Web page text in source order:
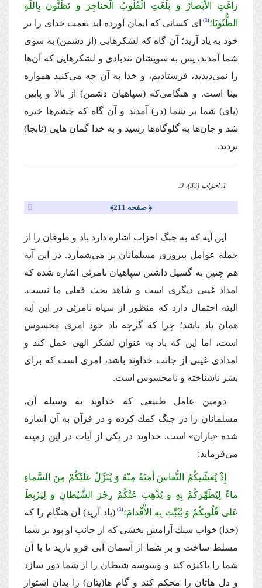
زاغَتِ الأَْبْصارُ وَ بَلَغَتِ الْقُلُوبُ الْحَناجِرَ وَ تَظُنُّونَ بِاللّهِ
الظُّنُونَا؛ 1
اى كسانى كه ایمان آورده اید نعمت خداى را بر
خود به یاد آرید؛ آن گاه كه لشكرهایى (از دشمن) به سوى
شما آمدند، پس به سویشان تندبادى و لشكرهایى كه آن‌ها
را نمى‌دیدید، فرستادیم، و خدا به آن چه مى‌كنید همواره
بینا است. و هنگامى‌كه (سپاهیان دشمن) از بالا و پایین
(پاى) شما بر شما (در) آمدند و آن گاه كه چشم‌ها خیره
شد و جان‌ها به گلوگاه‌ها رسید و به خدا گمان هایى (نابجا)
بردید.
1. احزاب (33)، 9.
﴿ صفحه 211﴾
این آیه كه به جنگ احزاب اشاره دارد باد و طوفان را از
جمله عوامل پیروزى مسلمانان بر مى‌شمارد. در این آیه
هم چنین به گسیل داشتن سپاهیان نامرئى اشاره شده كه
امداد غیبى دیگرى است و شاهد بحث فعلى ما نیست.
البته احتمال دارد كه منظور از سپاه نامرئى در این آیه
همان باد باشد؛ چرا كه گرچه باد خود امرى محسوس
است، اما این كه باد به عنوان لشكر الهى عمل كند و
امدادى غیبى از جانب خداوند باشد، امرى است كه براى
بشر ناشناخته و نامحسوس است.
دومین عامل طبیعى كه خداوند به وسیله آن،
مسلمانان را در جنگ كمك كرده و در قرآن به آن اشاره
شده «باران» است. خداوند در یكى از آیات در این زمینه
مى‌فرماید:
إِذْ یُغَشِّیكُمُ النُّعاسَ أَمَنَةً مِنْهُ وَ یُنَزِّلُ عَلَیْكُمْ مِنَ السَّماءِ
ماءً لِیُطَهِّرَكُمْ بِهِ وَ یُذْهِبَ عَنْكُمْ رِجْزَ الشَّیْطانِ وَ لِیَرْبِطَ
عَلى قُلُوبِكُمْ وَ یُثَبِّتَ بِهِ الأَْقْدامَ؛ 1 (یاد آرید) آن هنگام را كه
(خدا) خواب سبك آرامش بخشى كه از جانب او بود بر شما
مسلط ساخت و بر شما از آسمان آبى فرو بارید تا با آن
شما را پاكیزه كند و وسوسه شیطان را از شما دور سازد
و دل هاتان را محكم كند و گام ها(یتان) را بدان استوار